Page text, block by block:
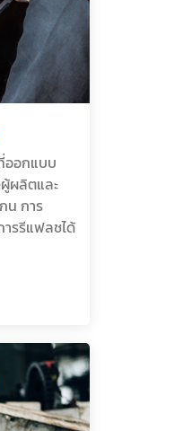
ออกแบบ
ผลิตและ
น การ
ารรีแฟลชได้